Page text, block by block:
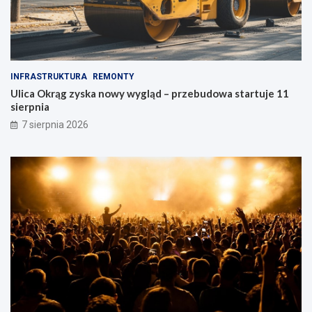
i
e
INFRASTRUKTURA REMONTY
Ulica Okrąg zyska nowy wygląd – przebudowa startuje 11
sierpnia
7 sierpnia 2026